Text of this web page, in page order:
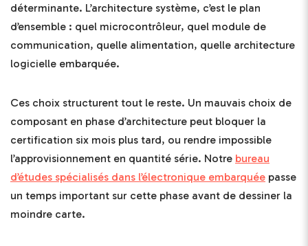
déterminante. L’architecture système, c’est le plan
d’ensemble : quel microcontrôleur, quel module de
communication, quelle alimentation, quelle architecture
logicielle embarquée.
Ces choix structurent tout le reste. Un mauvais choix de
composant en phase d’architecture peut bloquer la
certification six mois plus tard, ou rendre impossible
l’approvisionnement en quantité série. Notre bureau
d’études spécialisés dans l’électronique embarquée passe
un temps important sur cette phase avant de dessiner la
moindre carte.